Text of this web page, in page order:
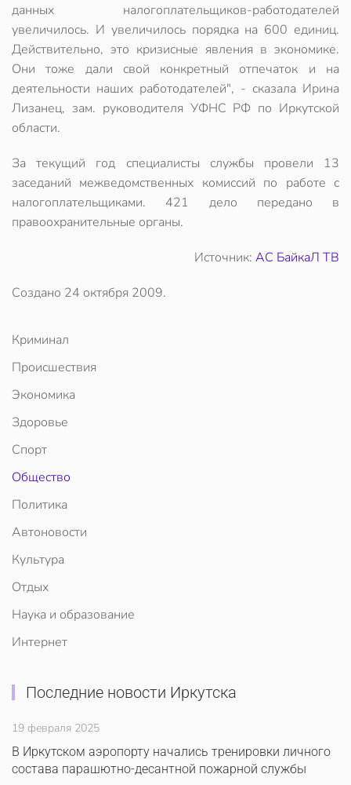
данных налогоплательщиков-работодателей
увеличилось. И увеличилось порядка на 600 единиц.
Действительно, это кризисные явления в экономике.
Они тоже дали свой конкретный отпечаток и на
деятельности наших работодателей", - сказала Ирина
Лизанец, зам. руководителя УФНС РФ по Иркутской
области.
За текущий год специалисты службы провели 13
заседаний межведомственных комиссий по работе с
налогоплательщиками. 421 дело передано в
правоохранительные органы.
Источник: АС БайкаЛ ТВ
Создано 24 октября 2009.
Криминал
Происшествия
Экономика
Здоровье
Спорт
Общество
Политика
Автоновости
Культура
Отдых
Наука и образование
Интернет
Последние новости Иркутска
19 февраля 2025
В Иркутском аэропорту начались тренировки личного
состава парашютно-десантной пожарной службы